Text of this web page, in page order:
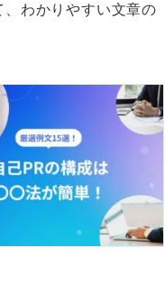
したり、円滑な人
。
するかを具体的
の未来を創る、と
わかりやすい文章の